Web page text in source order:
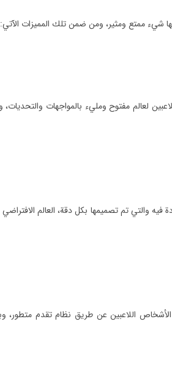
شيء ممتع ومثير، ومن ضمن تلك المميزات
لعالم مفتوح ومليء بالمواجهات
فيه والتي تم تصميمها بكل دقة، العالم
اللاعبين عن طريق نظام تقدم متطور،